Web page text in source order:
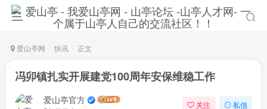
爱山亭网 快讯 正文
冯卯镇扎实开展建党100周年安保维稳工作
爱山亭官方 关注 私信